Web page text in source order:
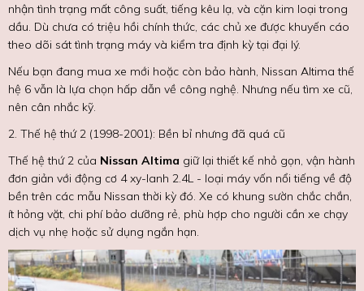
nhận tình trạng mất công suất, tiếng kêu lạ, và cặn kim loại trong
dầu. Dù chưa có triệu hồi chính thức, các chủ xe được khuyến cáo
theo dõi sát tình trạng máy và kiểm tra định kỳ tại đại lý.
Nếu bạn đang mua xe mới hoặc còn bảo hành, Nissan Altima thế
hệ 6 vẫn là lựa chọn hấp dẫn về công nghệ. Nhưng nếu tìm xe cũ,
nên cân nhắc kỹ.
2. Thế hệ thứ 2 (1998-2001): Bền bỉ nhưng đã quá cũ
Thế hệ thứ 2 của Nissan Altima giữ lại thiết kế nhỏ gọn, vận hành
đơn giản với động cơ 4 xy-lanh 2.4L - loại máy vốn nổi tiếng về độ
bền trên các mẫu Nissan thời kỳ đó. Xe có khung sườn chắc chắn,
ít hỏng vặt, chi phí bảo dưỡng rẻ, phù hợp cho người cần xe chạy
dịch vụ nhẹ hoặc sử dụng ngắn hạn.